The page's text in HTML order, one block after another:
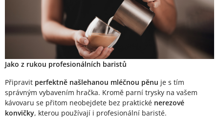
Jako z rukou profesionálních baristů
Připravit perfektně našlehanou mléčnou pěnu je s tím
správným vybavením hračka. Kromě parní trysky na vašem
kávovaru se přitom neobejdete bez praktické nerezové
konvičky, kterou používají i profesionální baristé.